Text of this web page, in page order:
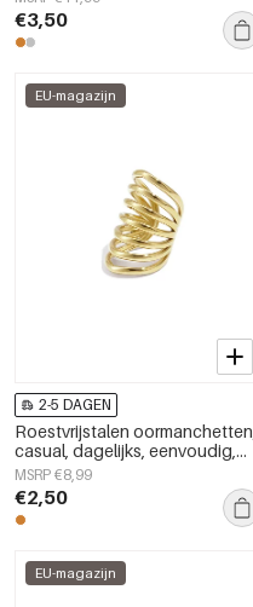
€3,50
EU-magazijn
2-5 DAGEN
Roestvrijstalen oormanchetten,
casual, dagelijks, eenvoudig,
serie, damessieraden
MSRP €8,99
€2,50
EU-magazijn